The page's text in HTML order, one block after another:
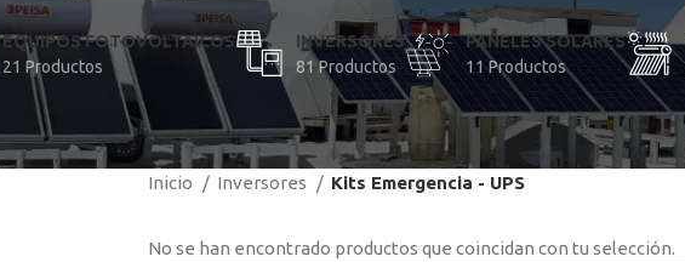
EQUIPOS FOTOVOLTAICOS
21 Productos
INVERSORES
81 Productos
PANELES SOLARES
11 Productos
Inicio Inversores Kits Emergencia - UPS
No se han encontrado productos que coincidan con tu selección.